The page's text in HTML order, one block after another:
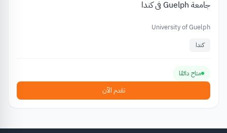
جامعة Guelph في كندا
University of Guelph
كندا
متاح دائمًا
تقدم الآن